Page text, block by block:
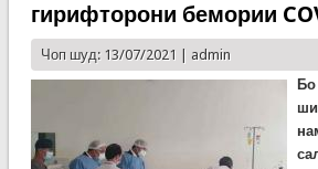
гирифторони бемории
Чоп шуд: 13/07/2021 | admin
Бо